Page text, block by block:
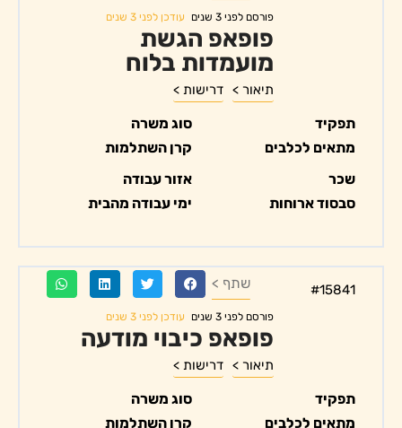
פורסם לפני 3 שנים עודכן לפני 3 שנים
פופאפ הגשת
מועמדות בלוח
תיאור > דרישות >
תפקיד
מתאים לכלבים
סוג משרה
קרן השתלמות
שכר
סבסוד ארוחות
אזור עבודה
ימי עבודה מהבית
#15841 שתף >
פורסם לפני 3 שנים עודכן לפני 3 שנים
פופאפ כיבוי מודעה
תיאור > דרישות >
תפקיד
מתאים לכלבים
סוג משרה
קרן השתלמות